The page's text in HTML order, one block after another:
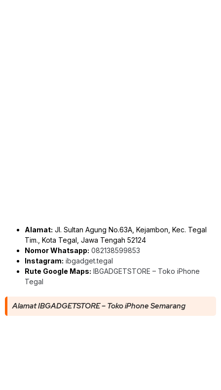
Alamat: Jl. Sultan Agung No.63A, Kejambon, Kec. Tegal
Tim., Kota Tegal, Jawa Tengah 52124
Nomor Whatsapp: 082138599853
Instagram: ibgadget.tegal
Rute Google Maps: IBGADGETSTORE – Toko iPhone
Tegal
Alamat IBGADGETSTORE – Toko iPhone Semarang